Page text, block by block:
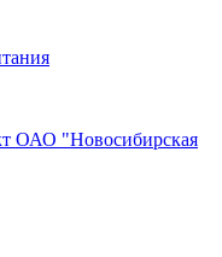
ОАО "Новосибирская